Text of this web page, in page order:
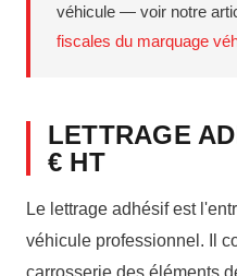
véhicule — voir notre
fiscales du marquage
LETTRAGE
€ HT
Le lettrage adhésif est
véhicule professionnel. Il
carrosserie des éléments